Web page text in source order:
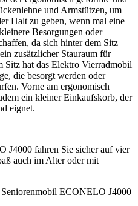
und Armstützen, um
Halt zu geben, wenn mal eine
Besorgungen oder
da sich hinter dem Sitz
zusätzlicher Stauraum für
Sitz hat das Elektro Vierradmobil
die besorgt werden oder
Vorne am ergonomisch
ein kleiner Einkaufskorb, der
eignet.
J4000 fahren Sie sicher auf vier
auch im Alter oder mit
ECONELO J4000